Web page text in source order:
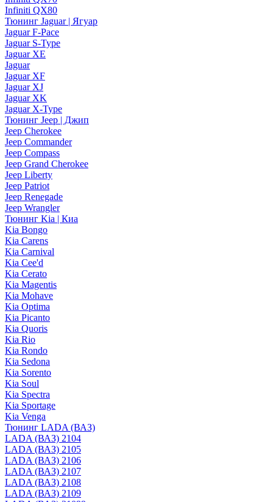
Infiniti QX80
Тюнинг Jaguar | Ягуар
Jaguar F-Pace
Jaguar S-Type
Jaguar XE
Jaguar
Jaguar XF
Jaguar XJ
Jaguar XK
Jaguar X-Type
Тюнинг Jeep | Джип
Jeep Cherokee
Jeep Commander
Jeep Compass
Jeep Grand Cherokee
Jeep Liberty
Jeep Patriot
Jeep Renegade
Jeep Wrangler
Тюнинг Kia | Киа
Kia Bongo
Kia Carens
Kia Carnival
Kia Cee'd
Kia Cerato
Kia Magentis
Kia Mohave
Kia Optima
Kia Picanto
Kia Quoris
Kia Rio
Kia Rondo
Kia Sedona
Kia Sorento
Kia Soul
Kia Spectra
Kia Sportage
Kia Venga
Тюнинг LADA (ВАЗ)
LADA (ВАЗ) 2104
LADA (ВАЗ) 2105
LADA (ВАЗ) 2106
LADA (ВАЗ) 2107
LADA (ВАЗ) 2108
LADA (ВАЗ) 2109